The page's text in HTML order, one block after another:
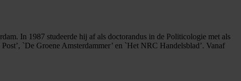
In 1987 studeerde hij af als doctorandus in de Politicologie met als
`De Groene Amsterdammer’ en `Het NRC Handelsblad’. Vanaf